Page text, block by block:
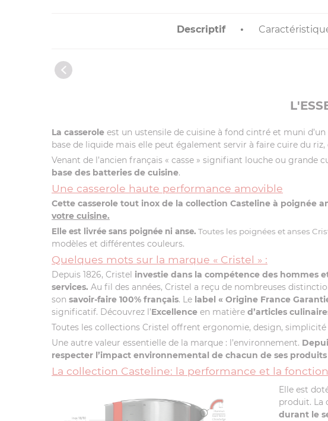
Descriptif
La casserole est un ustensile de cuisine à fond cintré et muni
base de liquide mais elle peut également servir à faire cuire du
Venant de l’ancien français « casse » signifiant louche ou grande
base des batteries de cuisine.
Une casserole haute performance amovible
Cette casserole tout inox de la collection Casteline à poignée
votre cuisine.
Elle est livrée sans poignée ni anse. Toutes les poignées et anses
modèles et différentes couleurs.
Quelques mots sur la marque « Cristel » :
Depuis 1826, Cristel investie dans la compétence des hommes
services. Au fil des années, Cristel a reçu de nombreuses
son savoir-faire 100% français. Le label « Origine France
significatif. Découvrez l’Excellence en matière d’articles
Toutes les collections Cristel offrent ergonomie, design,
Une autre valeur essentielle de la marque : l’environnement.
respecter l’impact environnemental de chacun de ses
La collection Casteline: la performance et la
Elle est
produit. La
durant le